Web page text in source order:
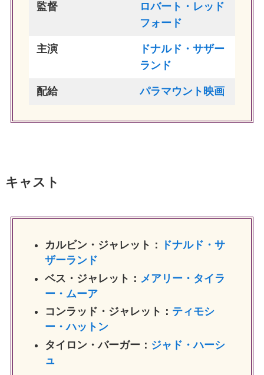
監督
ロバート・レッド
フォード
主演
ドナルド・サザー
ランド
配給 パラマウント映画
キャスト
カルビン・ジャレット：
ドナルド・サ
ザーランド
ベス・ジャレット： メアリー・タイラ
ー・ムーア
コンラッド・ジャレット： ティモシ
ー・ハットン
タイロン・バーガー： ジャド・ハーシ
ュ